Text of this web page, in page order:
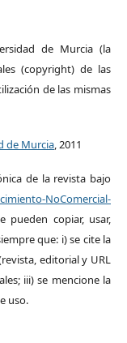
de Murcia (la
(copyright) de las
de las mismas
de Murcia, 2011
de la revista bajo
NoComercial-
pueden copiar, usar,
que: i) se cite la
editorial y URL
iii) se mencione la
uso.